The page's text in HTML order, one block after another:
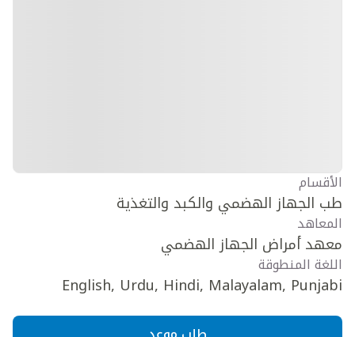
الأقسام
طب الجهاز الهضمي والكبد والتغذية
المعاهد
معهد أمراض الجهاز الهضمي
اللغة المنطوقة
English, Urdu, Hindi, Malayalam, Punjabi